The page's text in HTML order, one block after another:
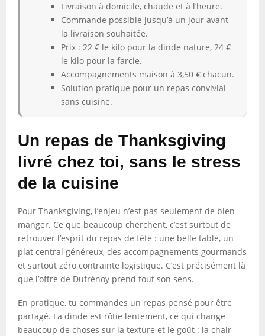
Livraison à domicile, chaude et à l’heure.
Commande possible jusqu’à un jour avant
la livraison souhaitée.
Prix : 22 € le kilo pour la dinde nature, 24 €
le kilo pour la farcie.
Accompagnements maison à 3,50 € chacun.
Solution pratique pour un repas convivial
sans cuisine.
Un repas de Thanksgiving
livré chez toi, sans le stress
de la cuisine
Pour Thanksgiving, l’enjeu n’est pas seulement de bien
manger. Ce que beaucoup cherchent, c’est surtout de
retrouver l’esprit du repas de fête : une belle table, un
plat central généreux, des accompagnements gourmands
et surtout zéro contrainte logistique. C’est précisément là
que l’offre de Dufrénoy prend tout son sens.
En pratique, tu commandes un repas pensé pour être
partagé. La dinde est rôtie lentement, ce qui change
beaucoup de choses sur la texture et le goût : la chair